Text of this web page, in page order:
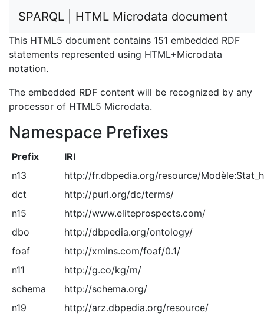
SPARQL | HTML Microdata document
This HTML5 document contains 151 embedded RDF
statements represented using HTML+Microdata
notation.
The embedded RDF content will be recognized by any
processor of HTML5 Microdata.
Namespace Prefixes
Prefix
IRI
n13
http://fr.dbpedia.org/resource/
dct
http://purl.org/dc/terms/
n15
http://www.eliteprospects.com/
dbo
http://dbpedia.org/ontology/
foaf
http://xmlns.com/foaf/0.1/
n11
http://g.co/kg/m/
schema
http://schema.org/
n19
http://arz.dbpedia.org/resource/